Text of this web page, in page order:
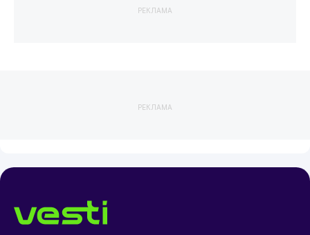
РЕКЛАМА
РЕКЛАМА